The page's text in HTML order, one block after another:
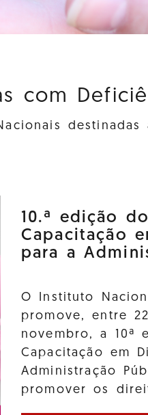
com
10.ª edição
Capacitação
para a
O Instituto
promove, entre
novembro, a 10ª
Capacitação em
Administração
promover os